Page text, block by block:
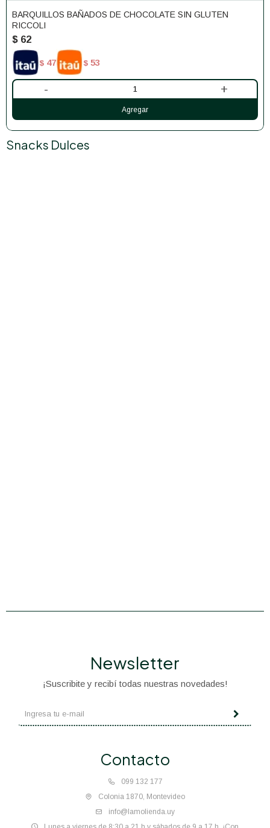
BARQUILLOS BAÑADOS DE CHOCOLATE SIN GLUTEN
RICCOLI
$ 62
$ 47 $ 53
- +
Snacks Dulces
Contacto
099 132 177
Colonia 1870, Montevideo
info@lamolienda.uy
Newsletter
¡Suscribite y recibí todas nuestras novedades!